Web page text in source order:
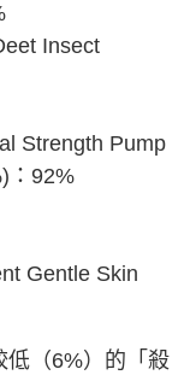
Insect
Strength Pump
：92%
Gentle Skin
低（6%）的「殺